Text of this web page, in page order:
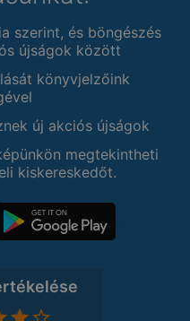
szerint, és böngészés
újságok között
könyvjelzőink
új akciós újságok
megtekintheti
kiskereskedőt.